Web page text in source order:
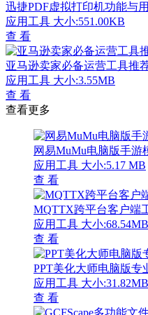
迅捷PDF虚拟打印机功能与
应用工具 大小:551.00KB
查 看
亚马逊卖家必备运营工具推
应用工具 大小:3.55MB
查 看
查看更多
网易MuMu电脑版手游
应用工具 大小:5.17 MB
查 看
MQTTX跨平台客户端
应用工具 大小:68.54MB
查 看
PPT美化大师电脑版专
应用工具 大小:31.82MB
查 看